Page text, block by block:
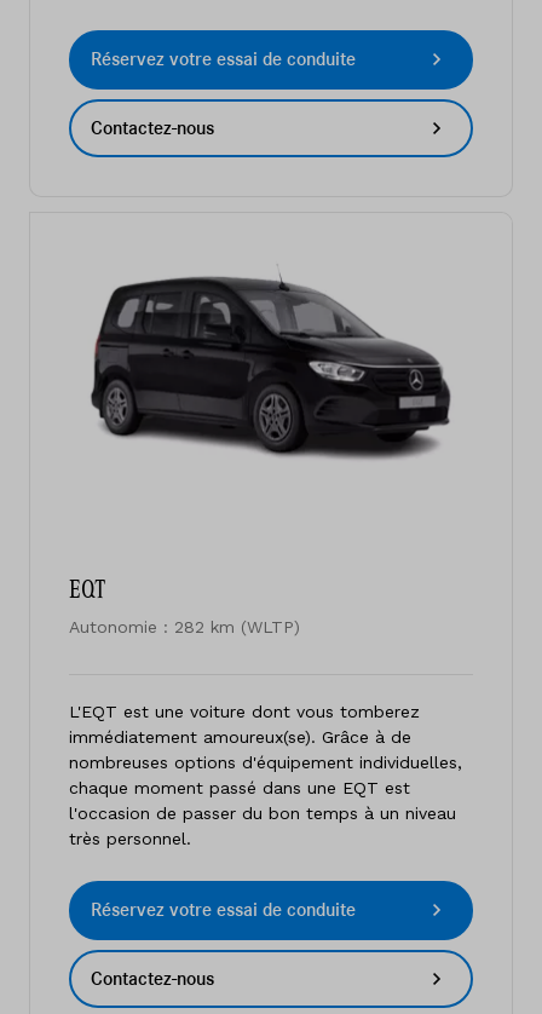
Réservez votre essai de conduite
Contactez-nous
EQT
Autonomie : 282 km (WLTP)
L'EQT est une voiture dont vous tomberez
immédiatement amoureux(se). Grâce à de
nombreuses options d'équipement individuelles,
chaque moment passé dans une EQT est
l'occasion de passer du bon temps à un niveau
très personnel.
Réservez votre essai de conduite
Contactez-nous